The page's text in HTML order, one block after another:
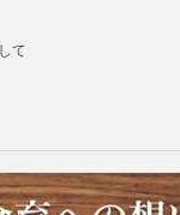
て